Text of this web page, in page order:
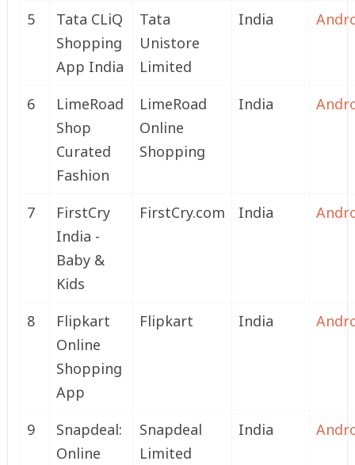
5
Tata CLiQ
Shopping
App India
Tata
Unistore
Limited
India
6
LimeRoad
Shop
Curated
Fashion
LimeRoad
Online
Shopping
India
7
FirstCry
India -
Baby &
Kids
FirstCry.com India
8
Flipkart
Online
Shopping
App
Flipkart India
9
Snapdeal:
Online
Snapdeal
Limited
India